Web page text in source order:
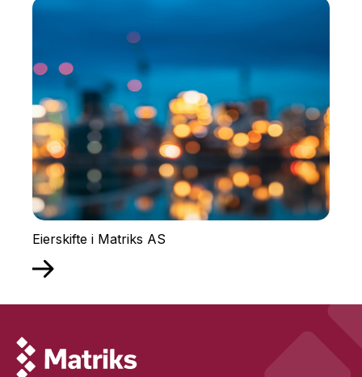
Eierskifte i Matriks AS